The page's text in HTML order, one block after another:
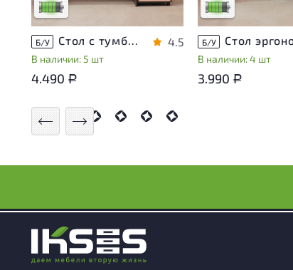
Низкая степень износа
Б/У Стол с тумбой ЛДСП Венге
В наличии: 5 шт
4.5
4.490 Р
Низкая степень
Б/У
В наличии: 4 шт
3.990 Р